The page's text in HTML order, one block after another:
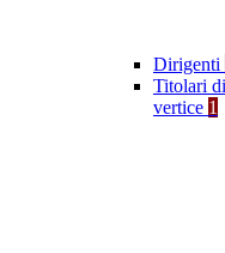
Dirigenti
Titolari
vertice 1